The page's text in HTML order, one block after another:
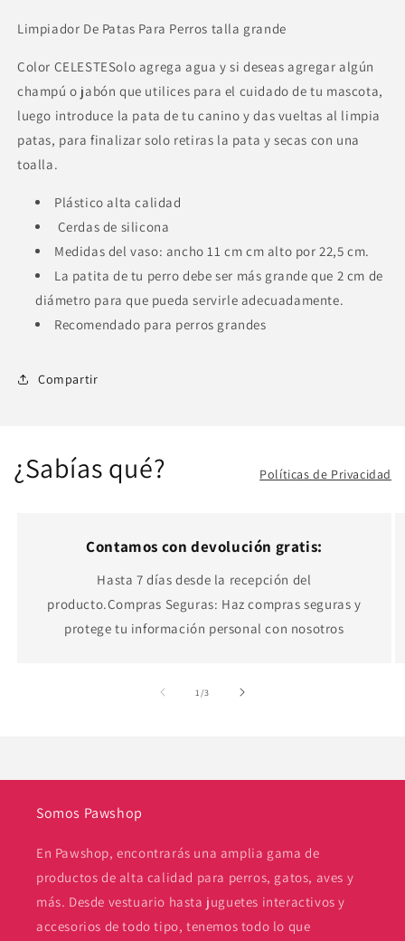
Limpiador De Patas Para Perros talla grande
Color CELESTESolo agrega agua y si deseas agregar algún
champú o jabón que utilices para el cuidado de tu mascota,
luego introduce la pata de tu canino y das vueltas al limpia
patas, para finalizar solo retiras la pata y secas con una
toalla.
Plástico alta calidad
Cerdas de silicona
Medidas del vaso: ancho 11 cm cm alto por 22,5 cm.
La patita de tu perro debe ser más grande que 2 cm de
diámetro para que pueda servirle adecuadamente.
Recomendado para perros grandes
Compartir
¿Sabías qué? Políticas de Privacidad
Contamos con devolución gratis:
Hasta 7 días desde la recepción del
producto.Compras Seguras: Haz compras seguras y
protege tu información personal con nosotros
1 /de
3
Somos Pawshop
En Pawshop, encontrarás una amplia gama de
productos de alta calidad para perros, gatos, aves y
más. Desde vestuario hasta juguetes interactivos y
accesorios de todo tipo, tenemos todo lo que